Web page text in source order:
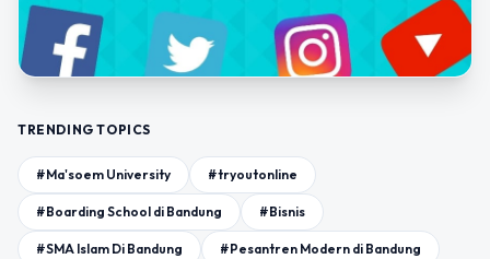
TRENDING TOPICS
#Ma'soem University #tryoutonline
#Boarding School di Bandung #Bisnis
#SMA Islam Di Bandung #Pesantren Modern di Bandung